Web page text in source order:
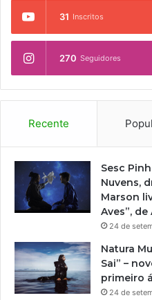
31 Inscritos
270 Seguidores
Recente
Sesc
Nuvens,
Marson
Aves”,
24 de
Natura
Sai” –
primeiro
24 de